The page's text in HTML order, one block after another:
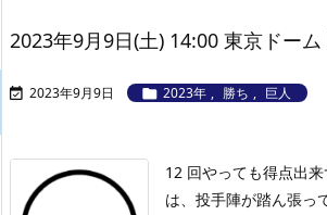
2023年9月9日(土) 14:00 東京ドーム
 2023年9月9日  2023年 , 勝ち , 巨人
12 回やっても得点出
は、投手陣が踏ん張っ